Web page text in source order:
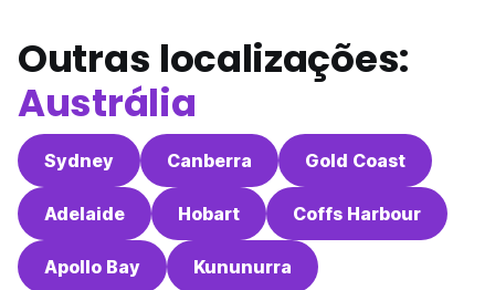
Outras localizações:
Austrália
Sydney Canberra Gold Coast
Adelaide Hobart Coffs Harbour
Apollo Bay Kununurra